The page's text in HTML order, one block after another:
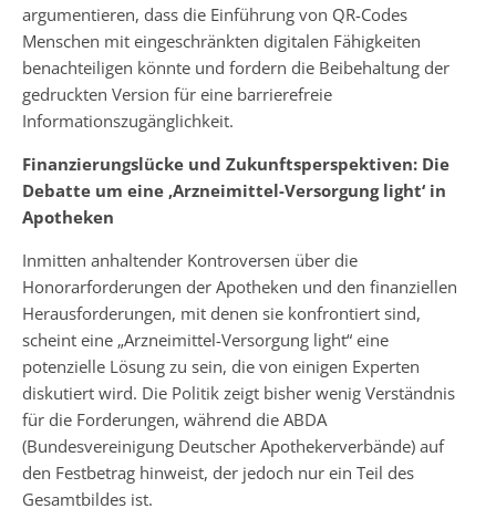
argumentieren, dass die Einführung von QR-Codes
Menschen mit eingeschränkten digitalen Fähigkeiten
benachteiligen könnte und fordern die Beibehaltung der
gedruckten Version für eine barrierefreie
Informationszugänglichkeit.
Finanzierungslücke und Zukunftsperspektiven: Die
Debatte um eine ‚Arzneimittel-Versorgung light‘ in
Apotheken
Inmitten anhaltender Kontroversen über die
Honorarforderungen der Apotheken und den finanziellen
Herausforderungen, mit denen sie konfrontiert sind,
scheint eine „Arzneimittel-Versorgung light“ eine
potenzielle Lösung zu sein, die von einigen Experten
diskutiert wird. Die Politik zeigt bisher wenig Verständnis
für die Forderungen, während die ABDA
(Bundesvereinigung Deutscher Apothekerverbände) auf
den Festbetrag hinweist, der jedoch nur ein Teil des
Gesamtbildes ist.